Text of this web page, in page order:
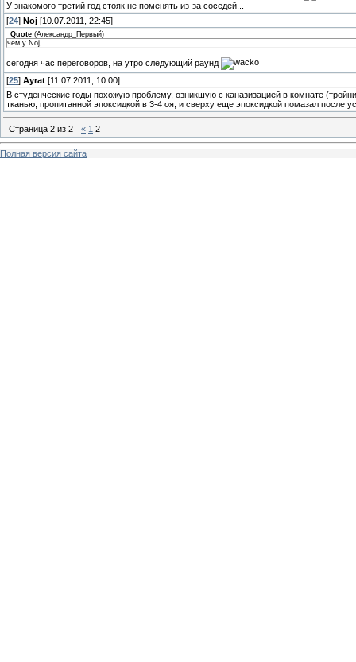
У знакомого третий год стояк не поменять из-за соседей...
[24] Noj [10.07.2011, 22:45]
Quote (Александр_Первый)
чем у Noj,
сегодня час переговоров, на утро следующий раунд
[25] Ayrat [11.07.2011, 10:00]
В студенческие годы похожую проблему, озникшую с каназизацией в комнате
тканью, пропитанной эпоксидкой в 3-4 оя, и сверху еще эпоксидкой помазал после
Страница 2 из 2 « 1 2
Полная версия сайта